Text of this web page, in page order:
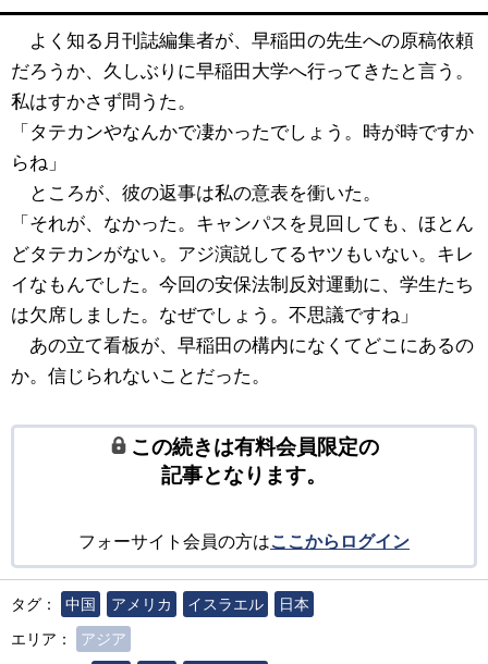
よく知る月刊誌編集者が、早稲田の先生への原稿依頼
だろうか、久しぶりに早稲田大学へ行ってきたと言う。
私はすかさず問うた。
「タテカンやなんかで凄かったでしょう。時が時ですか
らね」
ところが、彼の返事は私の意表を衝いた。
「それが、なかった。キャンパスを見回しても、ほとん
どタテカンがない。アジ演説してるヤツもいない。キレ
イなもんでした。今回の安保法制反対運動に、学生たち
は欠席しました。なぜでしょう。不思議ですね」
あの立て看板が、早稲田の構内になくてどこにあるの
か。信じられないことだった。
この続きは有料会員限定の
記事となります。
フォーサイト会員の方はここからログイン
タグ： 中国 アメリカ イスラエル
日本
エリア：
アジア